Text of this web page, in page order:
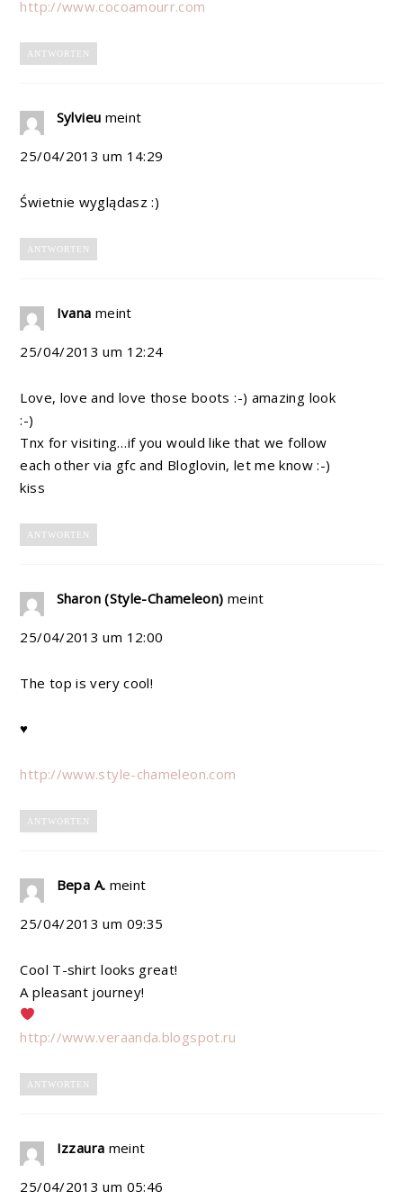
http://www.cocoamourr.com
ANTWORTEN
Sylvieu meint
25/04/2013 um 14:29
Świetnie wyglądasz :)
ANTWORTEN
Ivana meint
25/04/2013 um 12:24
Love, love and love those boots :-) amazing look
:-)
Tnx for visiting…if you would like that we follow
each other via gfc and Bloglovin, let me know :-)
kiss
ANTWORTEN
Sharon (Style-Chameleon) meint
25/04/2013 um 12:00
The top is very cool!
♥
http://www.style-chameleon.com
ANTWORTEN
Вера А. meint
25/04/2013 um 09:35
Cool T-shirt looks great!
A pleasant journey!
http://www.veraanda.blogspot.ru
ANTWORTEN
Izzaura meint
25/04/2013 um 05:46